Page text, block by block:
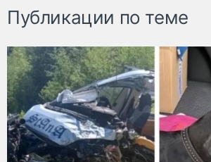
Публикации по теме